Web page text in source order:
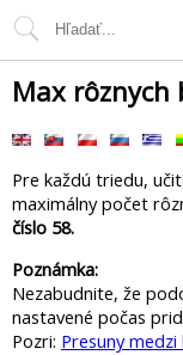
Max rôznych
Pre každú triedu,
maximálny počet
číslo 58.
Poznámka:
Nezabudnite, že
nastavené počas
Pozri: Presuny